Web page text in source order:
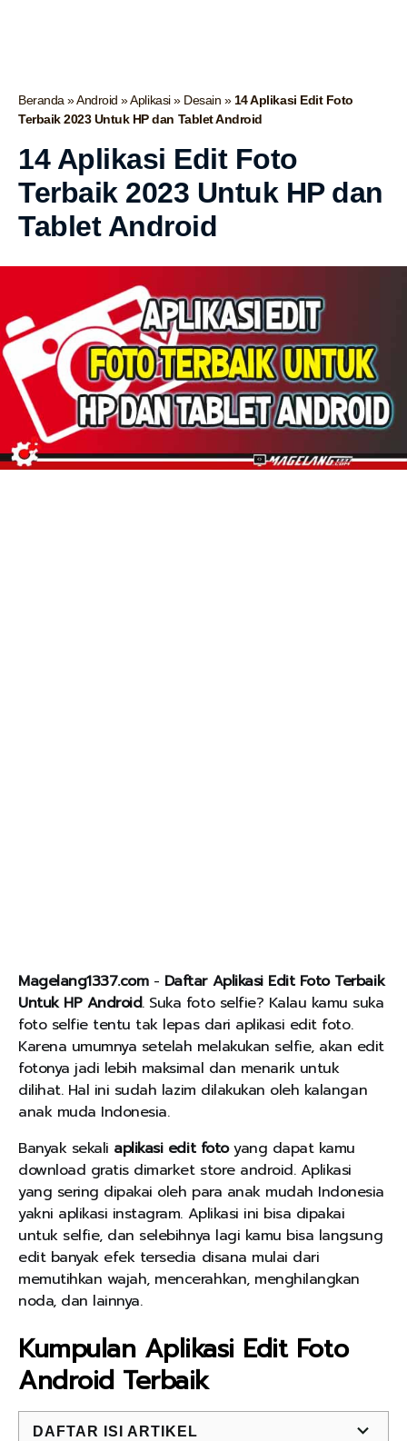
Beranda»Android»Aplikasi» Desain » 14 Aplikasi Edit Foto
Terbaik 2023 Untuk HP dan Tablet Android
14 Aplikasi Edit Foto
Terbaik 2023 Untuk HP dan
Tablet Android
Magelang1337.com- Daftar Aplikasi Edit Foto Terbaik
Untuk HP Android. Suka foto selfie? Kalau kamu suka
foto selfie tentu tak lepas dari aplikasi edit foto.
Karena umumnya setelah melakukan selfie, akan edit
fotonya jadi lebih maksimal dan menarik untuk
dilihat. Hal ini sudah lazim dilakukan oleh kalangan
anak muda Indonesia.
Banyak sekali aplikasi edit fotoyang dapat kamu
download gratis dimarket store android. Aplikasi
yang sering dipakai oleh para anak mudah Indonesia
yakni aplikasi instagram. Aplikasi ini bisa dipakai
untuk selfie, dan selebihnya lagi kamu bisa langsung
edit banyak efek tersedia disana mulai dari
memutihkan wajah, mencerahkan, menghilangkan
noda, dan lainnya.
Kumpulan Aplikasi Edit Foto
Android Terbaik
DAFTAR ISI ARTIKEL